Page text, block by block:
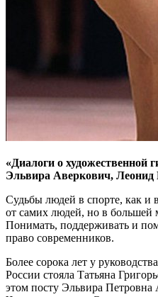
«Диалоги о художественной
Эльвира Аверкович, Леонид
Судьбы людей в спорте, как и
от самих людей, но в большей
Понимать, поддерживать и
право современников.
Более сорока лет у
России стояла Татьяна
этом посту Эльвира